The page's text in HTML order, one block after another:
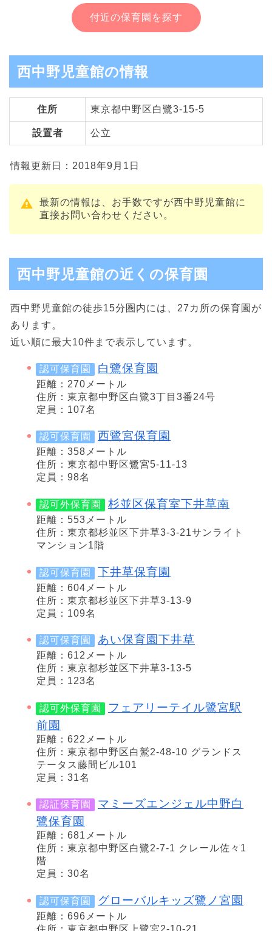
付近の保育園を探す
西中野児童館の情報
住所 東京都中野区白鷺3-15-5
設置者 公立
情報更新日：2018年9月1日
最新の情報は、お手数ですが西中野児童館に
直接お問い合わせください。
西中野児童館の近くの保育園
西中野児童館の徒歩15分圏内には、27カ所の保育園が
あります。
近い順に最大10件まで表示しています。
認可保育園 白鷺保育園
距離：270メートル
住所：東京都中野区白鷺3丁目3番24号
定員：107名
認可保育園 西鷺宮保育園
距離：358メートル
住所：東京都中野区鷺宮5-11-13
定員：98名
認可外保育園 杉並区保育室下井草南
距離：553メートル
住所：東京都杉並区下井草3-3-21サンライト
マンション1階
認可保育園 下井草保育園
距離：604メートル
住所：東京都杉並区下井草3-13-9
定員：109名
認可保育園 あい保育園下井草
距離：612メートル
住所：東京都杉並区下井草3-13-5
定員：123名
認可外保育園
フェアリーテイル鷺宮駅
前園
距離：622メートル
住所：東京都中野区白鷲2-48-10 グランドス
テータス藤間ビル101
定員：31名
認証保育園
マミーズエンジェル中野白
鷺保育園
距離：681メートル
住所：東京都中野区白鷺2-7-1 クレール佐々1
階
定員：30名
認可保育園 グローバルキッズ鷺ノ宮園
距離：696メートル
住所：東京都中野区上鷺宮2-10-21